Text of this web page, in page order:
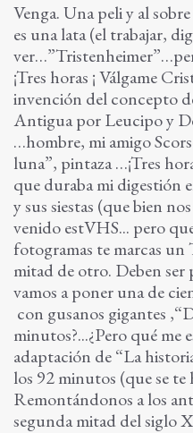
Venga. Una peli y al
es una lata (el trabajar,
¡Tres horas ¡ Válgame
invención del concepto
Antigua por Leucipo y
…hombre, mi amigo
luna”, pintaza …¡Tres
que duraba mi digestión
y sus siestas (que bien
venido estVHS... pero
fotogramas te marcas
mitad de otro. Deben ser
vamos a poner una de
con gusanos gigantes
minutos?...¿Pero qué me
adaptación de “La
los 92 minutos (que se te
Remontándonos a los
segunda mitad del siglo